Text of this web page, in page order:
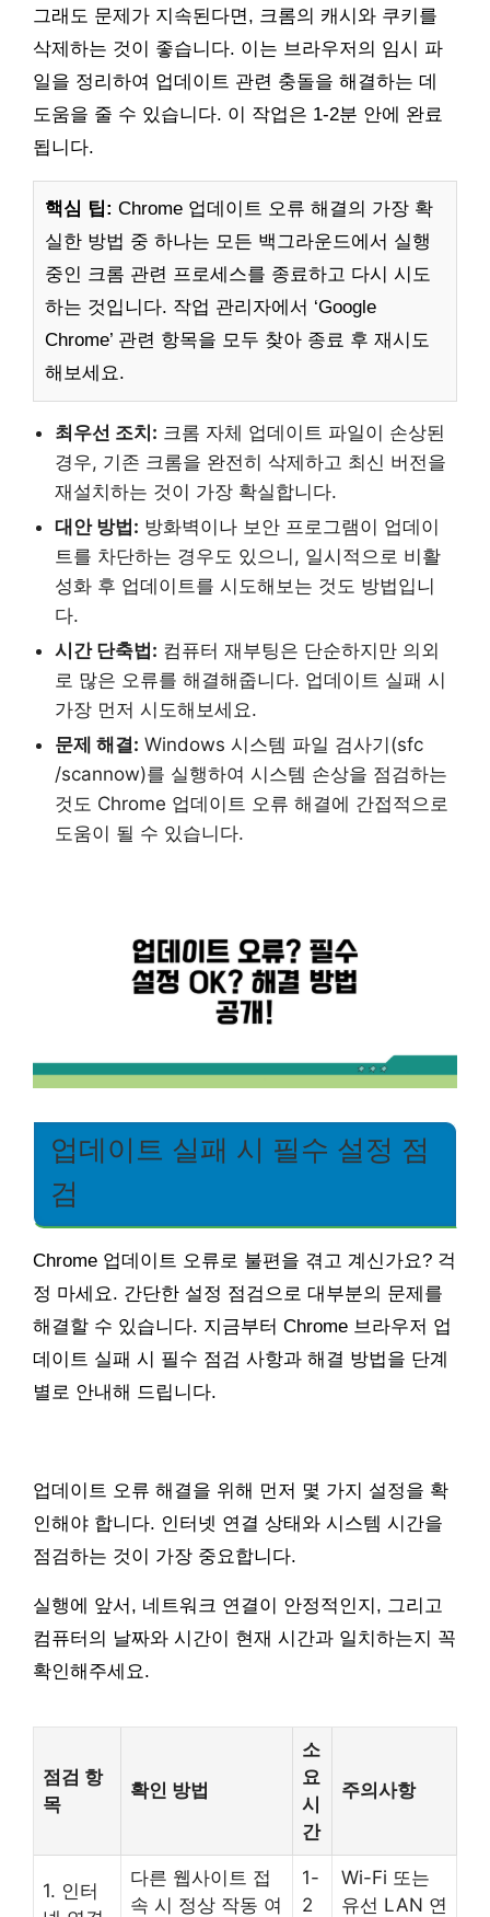
그래도 문제가 지속된다면, 크롬의 캐시와 쿠키를
삭제하는 것이 좋습니다. 이는 브라우저의 임시 파
일을 정리하여 업데이트 관련 충돌을 해결하는 데
도움을 줄 수 있습니다. 이 작업은 1-2분 안에 완료
됩니다.
핵심 팁: Chrome 업데이트 오류 해결의 가장 확
실한 방법 중 하나는 모든 백그라운드에서 실행
중인 크롬 관련 프로세스를 종료하고 다시 시도
하는 것입니다. 작업 관리자에서 ‘Google
Chrome’ 관련 항목을 모두 찾아 종료 후 재시도
해보세요.
최우선 조치: 크롬 자체 업데이트 파일이 손상된
경우, 기존 크롬을 완전히 삭제하고 최신 버전을
재설치하는 것이 가장 확실합니다.
대안 방법: 방화벽이나 보안 프로그램이 업데이
트를 차단하는 경우도 있으니, 일시적으로 비활
성화 후 업데이트를 시도해보는 것도 방법입니
다.
시간 단축법: 컴퓨터 재부팅은 단순하지만 의외
로 많은 오류를 해결해줍니다. 업데이트 실패 시
가장 먼저 시도해보세요.
문제 해결: Windows 시스템 파일 검사기(sfc
/scannow)를 실행하여 시스템 손상을 점검하는
것도 Chrome 업데이트 오류 해결에 간접적으로
도움이 될 수 있습니다.
업데이트 실패 시 필수 설정 점
검
Chrome 업데이트 오류로 불편을 겪고 계신가요? 걱
정 마세요. 간단한 설정 점검으로 대부분의 문제를
해결할 수 있습니다. 지금부터 Chrome 브라우저 업
데이트 실패 시 필수 점검 사항과 해결 방법을 단계
별로 안내해 드립니다.
업데이트 오류 해결을 위해 먼저 몇 가지 설정을 확
인해야 합니다. 인터넷 연결 상태와 시스템 시간을
점검하는 것이 가장 중요합니다.
실행에 앞서, 네트워크 연결이 안정적인지, 그리고
컴퓨터의 날짜와 시간이 현재 시간과 일치하는지 꼭
확인해주세요.
점검 항
목
확인 방법
소
요
시
간
주의사항
1. 인터
다른 웹사이트 접
속 시 정상 작동 여
1-
2
Wi-Fi 또는
유선 LAN 연